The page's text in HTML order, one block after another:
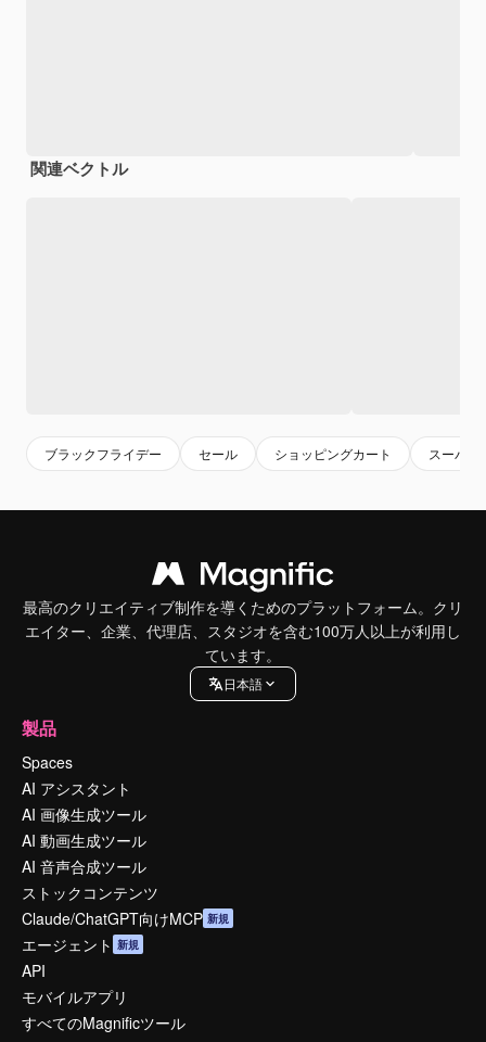
関連ベクトル
ブラックフライデー セール ショッピングカート スーパー
最高のクリエイティブ制作を導くためのプラットフォーム。クリ
エイター、企業、代理店、スタジオを含む100万人以上が利用し
ています。
日本語
製品
Spaces
AI アシスタント
AI 画像生成ツール
AI 動画生成ツール
AI 音声合成ツール
ストックコンテンツ
Claude/ChatGPT向けMCP 新規
エージェント 新規
API
モバイルアプリ
すべてのMagnificツール